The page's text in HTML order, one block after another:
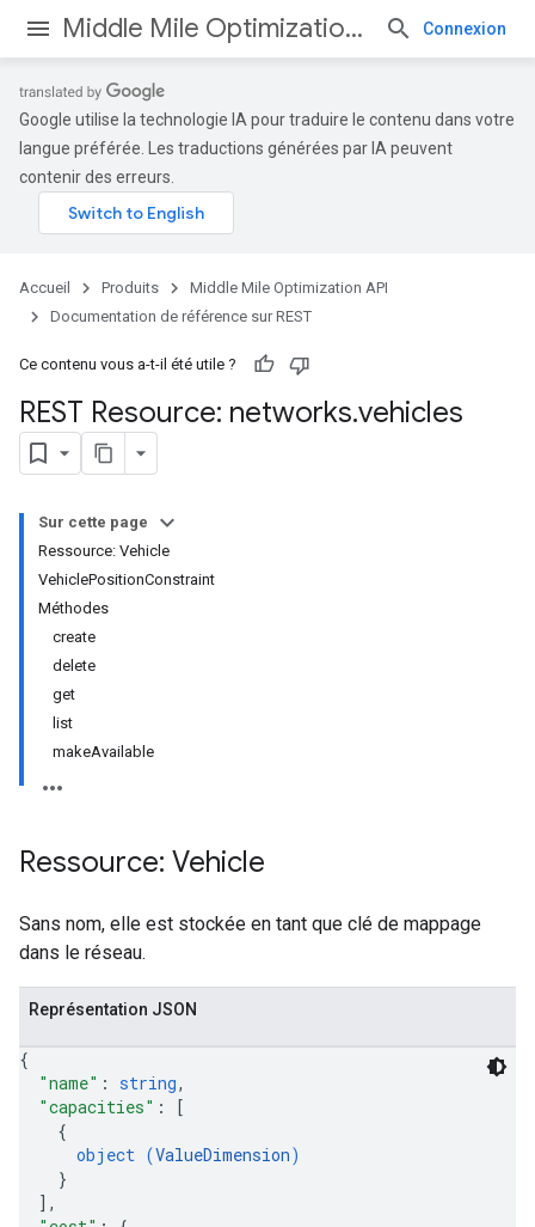
Middle Mile Optimization API Connexion
Google utilise la technologie IA pour traduire le contenu dans votre
langue préférée. Les traductions générées par IA peuvent
contenir des erreurs.
Accueil Produits
Middle Mile Optimization API
Documentation de référence sur REST
Ce contenu vous a-t-il été utile ?
REST Resource: networks.vehicles
Sur cette page
Ressource: Vehicle
VehiclePositionConstraint
Méthodes
create
delete
get
list
makeAvailable
Ressource: Vehicle
Sans nom, elle est stockée en tant que clé de mappage
dans le réseau.
Représentation JSON
{
"name" : string,
"capacities" :
[
{
object (ValueDimension)
}
] ,